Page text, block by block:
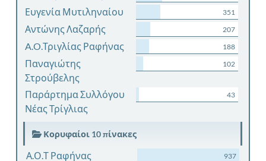
Ευγενία Μυτιληναίου 351
Αντώνης Λαζαρής 207
A.O.Τριγλίας Ραφήνας 188
Παναγιώτης
Στρούβελης
102
Παράρτημα Συλλόγου
Νέας Τρίγλιας
43
Κορυφαίοι 10 πίνακες
Α.Ο.Τ Ραφήνας 937